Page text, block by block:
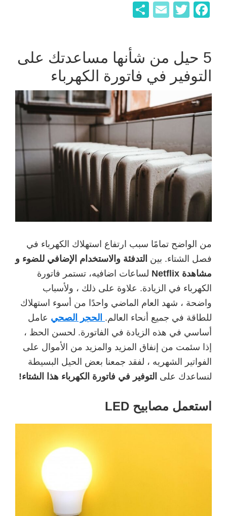
F
e
b
o
o
k
T
er
E
5 حيل من شأنها مساعدتك على
التوفير في فاتورة الكهرباء
من الواضح تمامًا سبب ارتفاع استهلاك الكهرباء في
فصل الشتاء. بين التدفئة والاستخدام الإضافي للضوء و
مشاهدة Netflix
لساعات اضافيه، تستمر فاتورة
الكهرباء في الزيادة. علاوة على ذلك ، ولأسباب
واضحة ، شهد العام الماضي واحدًا من أسوء استهلاك
للطاقة في جميع أنحاء العالم. الحجر الصحي عامل
أساسي في هذه الزيادة في الفاتورة. لحسن الحظ ،
إذا سئمت من إنفاق المزيد والمزيد من الأموال على
الفواتير الشهريه ، لفقد جمعنا بعض الحيل البسيطة
لنساعدك على التوفير في فاتورة الكهرباء هذا الشتاء!
استعمل مصابيح LED